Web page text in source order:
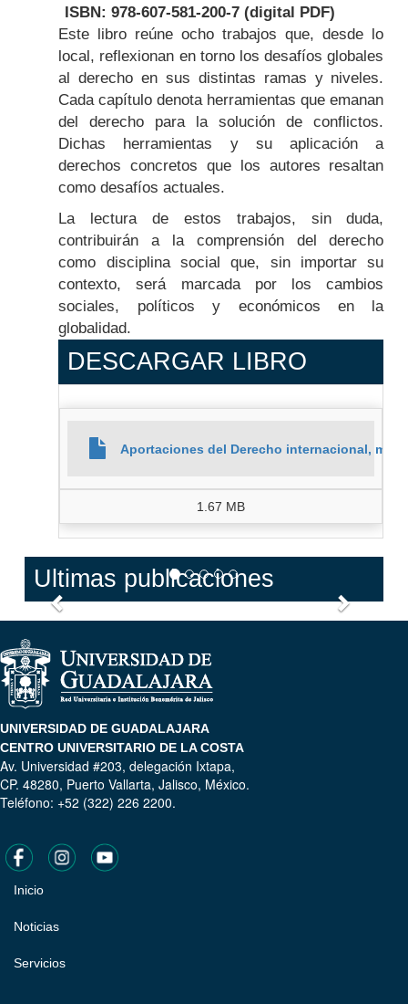
ISBN: 978-607-581-200-7 (digital PDF)
Body
Este libro reúne ocho trabajos que, desde lo
local, reflexionan en torno los desafíos globales
al derecho en sus distintas ramas y niveles.
Cada capítulo denota herramientas que emanan
del derecho para la solución de conflictos.
Dichas herramientas y su aplicación a
derechos concretos que los autores resaltan
como desafíos actuales.
La lectura de estos trabajos, sin duda,
contribuirán a la comprensión del derecho
como disciplina social que, sin importar su
contexto, será marcada por los cambios
sociales, políticos y económicos en la
globalidad.
DESCARGAR LIBRO
Aportaciones del Derecho internacional,
1.67 MB
Ultimas publicaciones
Anterior
UNIVERSIDAD DE GUADALAJARA
CENTRO UNIVERSITARIO DE LA COSTA
Av. Universidad #203, delegación Ixtapa,
CP. 48280, Puerto Vallarta, Jalisco, México.
Teléfono: +52 (322) 226 2200.
Pie
de
página
Inicio
Noticias
Servicios